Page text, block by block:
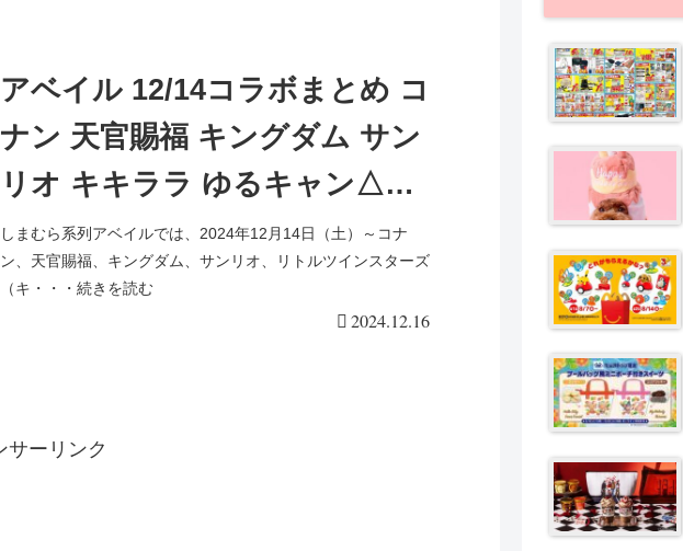
アベイル 12/14コラボまとめ コ
ナン 天官賜福 キングダム サン
リオ キキララ ゆるキャン△な
ど♡口コミ 入荷数 行列 売り切
れ 整理券は？
しまむら系列アベイルでは、2024年12月14日（土）～コナ
ン、天官賜福、キングダム、サンリオ、リトルツインスターズ
（キ・・・続きを読む
2024.12.16
サーリンク